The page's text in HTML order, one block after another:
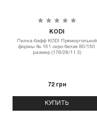
KODI
Пилка-бафф КODI Прямоугольной
формы № 161 серо-белая 80/150
размер (178/28/11.5)
72 грн
КУПИТЬ